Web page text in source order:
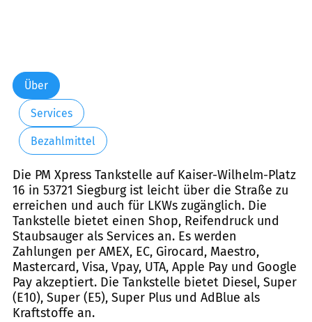
Über
Services
Bezahlmittel
Die PM Xpress Tankstelle auf Kaiser-Wilhelm-Platz
16 in 53721 Siegburg ist leicht über die Straße zu
erreichen und auch für LKWs zugänglich. Die
Tankstelle bietet einen Shop, Reifendruck und
Staubsauger als Services an. Es werden
Zahlungen per AMEX, EC, Girocard, Maestro,
Mastercard, Visa, Vpay, UTA, Apple Pay und Google
Pay akzeptiert. Die Tankstelle bietet Diesel, Super
(E10), Super (E5), Super Plus und AdBlue als
Kraftstoffe an.